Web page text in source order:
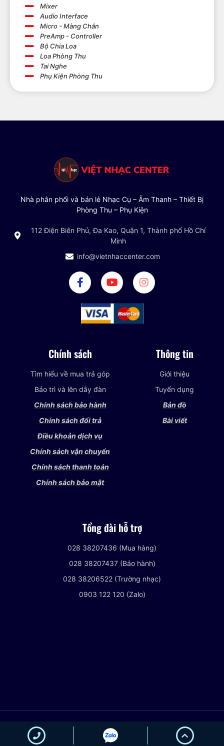
Mixer
Audio Interface
Micro - Màng Chắn
PreAmp - Controller
Bộ Chia Loa
Loa Phòng Thu
Tai Nghe
Phụ Kiện Phòng Thu
Nhà phân phối và bán lẻ Nhạc Cụ – Âm Thanh – Thiết Bị
Phòng Thu – Phụ Kiện
112 Điện Biên Phủ, Đa Kao, Quận 1, Thành phố Hồ Chí
Minh
info@vietnhaccenter.com
Chính sách
Tìm hiểu về mua trả góp
Bảo trì và lên dây đàn
Chính sách bảo hành
Chính sách đổi trả
Điều khoản dịch vụ
Chính sách vận chuyển
Chính sách thanh toán
Chính sách bảo mật
Thông tin
Giới thiệu
Tuyển dụng
Bản đồ
Bài viết
Tổng đài hỗ trợ
028 38207436 (Mua hàng)
028 38207437 (Bảo hành)
028 38206522 (Trường nhạc)
0903 122 120 (Zalo)
© 2021 VIETNHACCENTER